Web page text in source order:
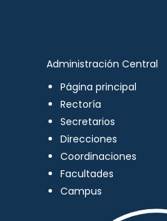
Administración Central
Página principal
Rectoría
Secretarios
Direcciones
Coordinaciones
Facultades
Campus